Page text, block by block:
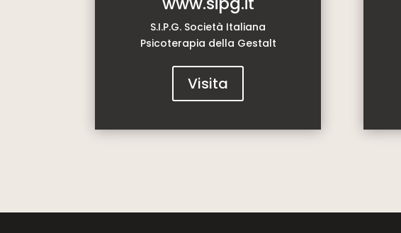
S.I.P.G. Società Italiana
Psicoterapia della Gestalt
Visita